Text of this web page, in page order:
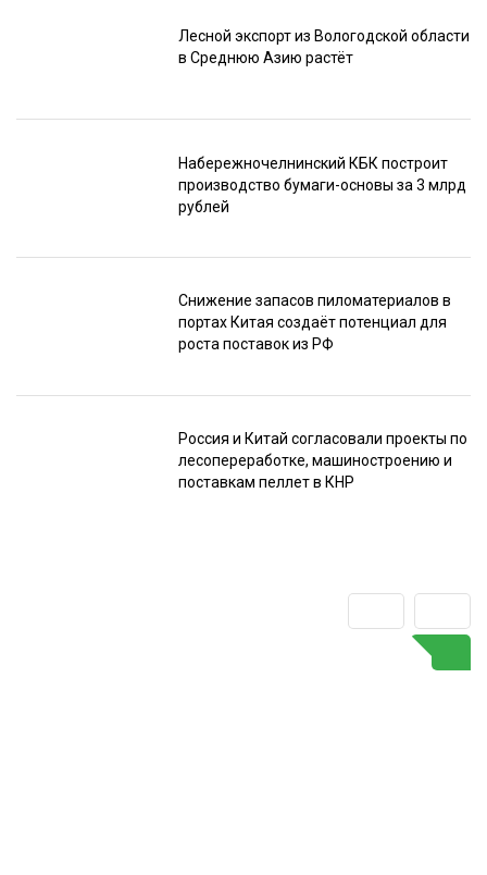
Лесной экспорт из Вологодской области
в Среднюю Азию растёт
Набережночелнинский КБК построит
производство бумаги-основы за 3 млрд
рублей
Снижение запасов пиломатериалов в
портах Китая создаёт потенциал для
роста поставок из РФ
Россия и Китай согласовали проекты по
лесопереработке, машиностроению и
поставкам пеллет в КНР